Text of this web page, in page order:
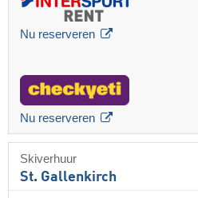
Nu reserveren
Nu reserveren
Skiverhuur
St. Gallenkirch